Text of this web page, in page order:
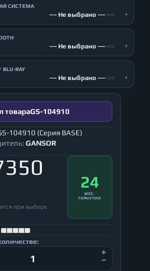
СИСТЕМА
--- Не выбрано --- ▾
--- Не выбрано --- ▾
RAY
--- Не выбрано --- ▾
товараGS-104910
104910 (Серия BASE)
GANSOR
при выборе
24
МЕС.
ГАРАНТИИ